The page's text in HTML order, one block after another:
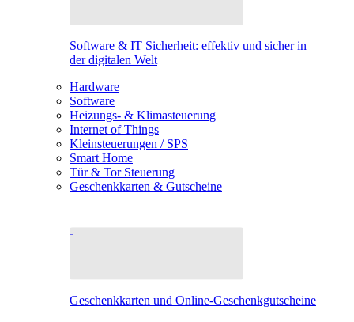
Software & IT Sicherheit: effektiv und sicher in
der digitalen Welt
Hardware
Software
Heizungs- & Klimasteuerung
Internet of Things
Kleinsteuerungen / SPS
Smart Home
Tür & Tor Steuerung
Geschenkkarten & Gutscheine
Geschenkkarten und Online-Geschenkgutscheine